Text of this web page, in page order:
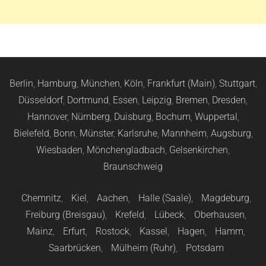
Berlin, Hamburg, München, Köln, Frankfurt (Main), Stuttgart,
Düsseldorf, Dortmund, Essen, Leipzig, Bremen, Dresden,
Hannover, Nürnberg, Duisburg, Bochum, Wuppertal,
Bielefeld, Bonn, Münster, Karlsruhe, Mannheim, Augsburg,
Wiesbaden, Mönchengladbach, Gelsenkirchen,
Braunschweig
Chemnitz, Kiel, Aachen, Halle (Saale), Magdeburg,
Freiburg (Breisgau), Krefeld, Lübeck, Oberhausen,
Mainz, Erfurt, Rostock, Kassel, Hagen, Hamm,
Saarbrücken, Mülheim (Ruhr), Potsdam